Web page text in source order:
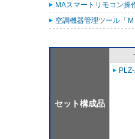
MAスマートリモコン操
空調機器管理ツール「
セット構成品